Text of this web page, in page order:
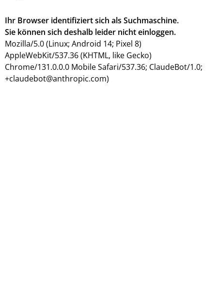
Ihr Browser identifiziert sich als Suchmaschine.
Sie können sich deshalb leider nicht einloggen.
Mozilla/5.0 (Linux; Android 14; Pixel 8)
AppleWebKit/537.36 (KHTML, like Gecko)
Chrome/131.0.0.0 Mobile Safari/537.36; ClaudeBot/1.0;
+claudebot@anthropic.com)